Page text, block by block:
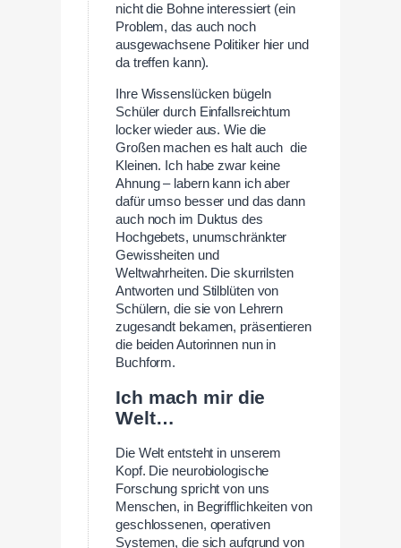
nicht die Bohne interessiert (ein
Problem, das auch noch
ausgewachsene Politiker hier und
da treffen kann).
Ihre Wissenslücken bügeln
Schüler durch Einfallsreichtum
locker wieder aus. Wie die
Großen machen es halt auch die
Kleinen. Ich habe zwar keine
Ahnung – labern kann ich aber
dafür umso besser und das dann
auch noch im Duktus des
Hochgebets, unumschränkter
Gewissheiten und
Weltwahrheiten. Die skurrilsten
Antworten und Stilblüten von
Schülern, die sie von Lehrern
zugesandt bekamen, präsentieren
die beiden Autorinnen nun in
Buchform.
Ich mach mir die
Welt…
Die Welt entsteht in unserem
Kopf. Die neurobiologische
Forschung spricht von uns
Menschen, in Begrifflichkeiten von
geschlossenen, operativen
Systemen, die sich aufgrund von